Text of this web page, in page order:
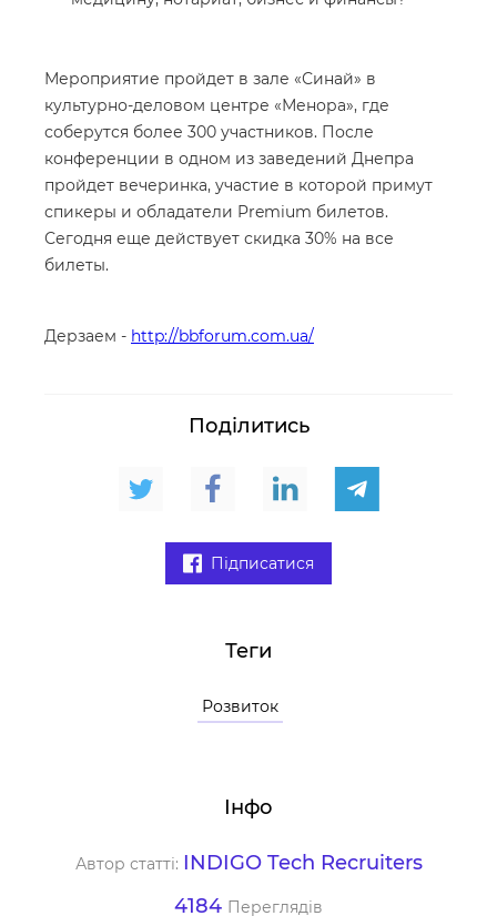
Мероприятие пройдет в зале «Синай» в
культурно-деловом центре «Менора», где
соберутся более 300 участников. После
конференции в одном из заведений Днепра
пройдет вечеринка, участие в которой примут
спикеры и обладатели Premium билетов.
Сегодня еще действует скидка 30% на все
билеты.
Дерзаем - http://bbforum.com.ua/
Поділитись
Підписатися
Теги
Розвиток
Інфо
Автор статті: INDIGO Tech Recruiters
4184 Переглядів